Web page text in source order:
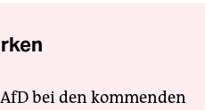
bei den kommenden